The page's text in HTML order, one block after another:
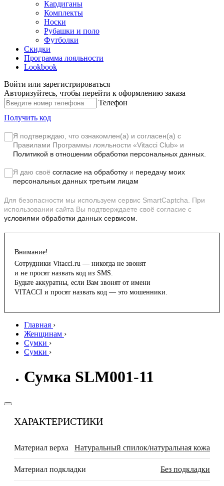
Кардиганы
Комплекты
Носки
Рубашки и поло
Футболки
Скидки
Программа лояльности
Lookbook
Войти или зарегистрироваться
Авторизуйтесь, чтобы перейти к оформлению заказа
Телефон
Получить код
Я подтверждаю, что ознакомлен(а) и согласен(а) с
Правилами Программы лояльности «Vitacci Club» и
Политикой в отношении обработки персональных данных.
Я даю своё согласие на обработку и передачу моих
персональных данных третьим лицам
Для безопасности мы используем сервис SmartCaptcha. При
использовании сайта Вы подтверждаете своё согласие с
условиями обработки данных сервисом.
Внимание!
Сотрудники Vitacci.ru — никогда не звонят
и не просят назвать код из SMS.
Будьте аккуратны, если Вам звонят от имени
VITACCI и просят назвать код — это мошенники.
Главная ›
Женщинам ›
Сумки ›
Сумки ›
Сумка SLM001-11
ХАРАКТЕРИСТИКИ
Материал верха Натуральный спилок/натуральная кожа
Материал подкладки Без подкладки